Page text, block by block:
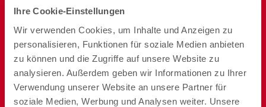
Ihre Cookie-Einstellungen
Wir verwenden Cookies, um Inhalte und Anzeigen zu
personalisieren, Funktionen für soziale Medien anbieten
zu können und die Zugriffe auf unsere Website zu
analysieren. Außerdem geben wir Informationen zu Ihrer
Verwendung unserer Website an unsere Partner für
soziale Medien, Werbung und Analysen weiter. Unsere
Backen
Ordnung und
Vorrat
Speisen